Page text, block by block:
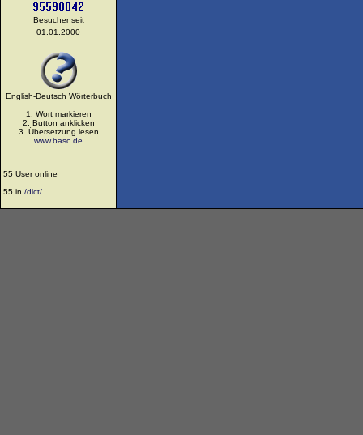
Besucher seit
01.01.2000
English-Deutsch Wörterbuch
1. Wort markieren
2. Button anklicken
3. Übersetzung lesen
www.basc.de
55 User online
55 in /dict/